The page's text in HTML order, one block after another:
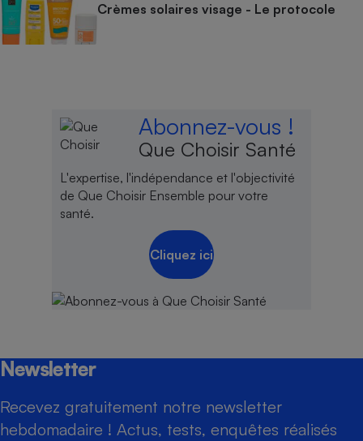
Crèmes solaires visage - Le protocole
Abonnez-vous !
Que Choisir Santé
L'expertise, l'indépendance et l'objectivité
de Que Choisir Ensemble pour votre
santé.
Cliquez ici
Newsletter
Recevez gratuitement notre newsletter
hebdomadaire ! Actus, tests, enquêtes réalisés